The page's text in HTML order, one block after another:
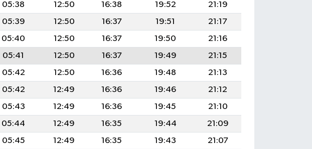
05:38 12:50 16:38 19:52
21:19
05:39 12:50 16:37 19:51
21:17
05:40 12:50 16:37 19:50
21:16
05:41 12:50 16:37 19:49
21:15
05:42 12:50 16:36 19:48
21:13
05:42 12:49 16:36 19:46
21:12
05:43 12:49 16:36 19:45
21:10
05:44 12:49 16:35 19:44
21:09
05:45 12:49 16:35 19:43
21:07